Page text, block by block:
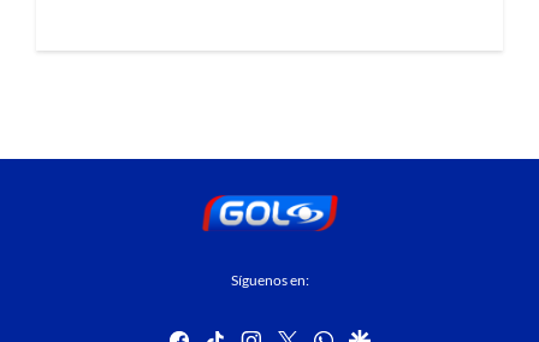
Síguenos en:
facebook
tiktok instagram
twitterwhatsapp
google